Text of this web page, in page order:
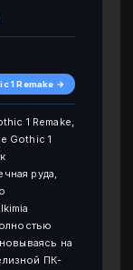
1 Remake →
1 Remake,
Gothic 1
руда,
на
ПК-